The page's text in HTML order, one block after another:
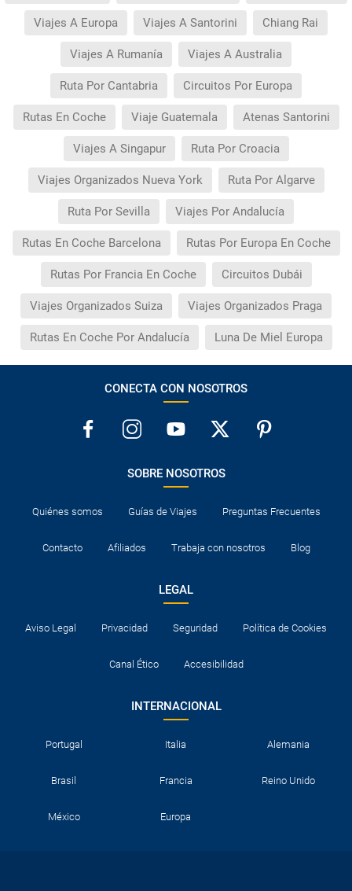
Viajes A Europa Viajes A Santorini Chiang Rai
Viajes A Rumanía Viajes A Australia
Ruta Por Cantabria Circuitos Por Europa
Rutas En Coche Viaje Guatemala Atenas Santorini
Viajes A Singapur Ruta Por Croacia
Viajes Organizados Nueva York Ruta Por Algarve
Ruta Por Sevilla Viajes Por Andalucía
Rutas En Coche Barcelona Rutas Por Europa En Coche
Rutas Por Francia En Coche Circuitos Dubái
Viajes Organizados Suiza Viajes Organizados Praga
Rutas En Coche Por Andalucía Luna De Miel Europa
CONECTA CON NOSOTROS
SOBRE NOSOTROS
Quiénes somos Guías de Viajes Preguntas Frecuentes
Contacto Afiliados Trabaja con nosotros Blog
LEGAL
Aviso Legal Privacidad Seguridad Política de Cookies
Canal Ético Accesibilidad
INTERNACIONAL
Portugal Italia Alemania
Brasil Francia Reino Unido
México Europa